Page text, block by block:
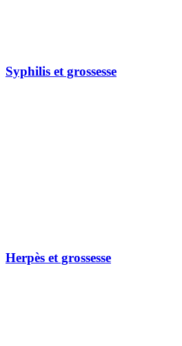
Syphilis et grossesse
Herpès et grossesse